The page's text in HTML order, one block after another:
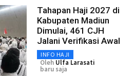
Tahapan Haji 2027 di
Kabupaten Madiun
Dimulai, 461 CJH
Jalani Verifikasi Awal
INFO HAJI
Oleh Ulfa Larasati
baru saja